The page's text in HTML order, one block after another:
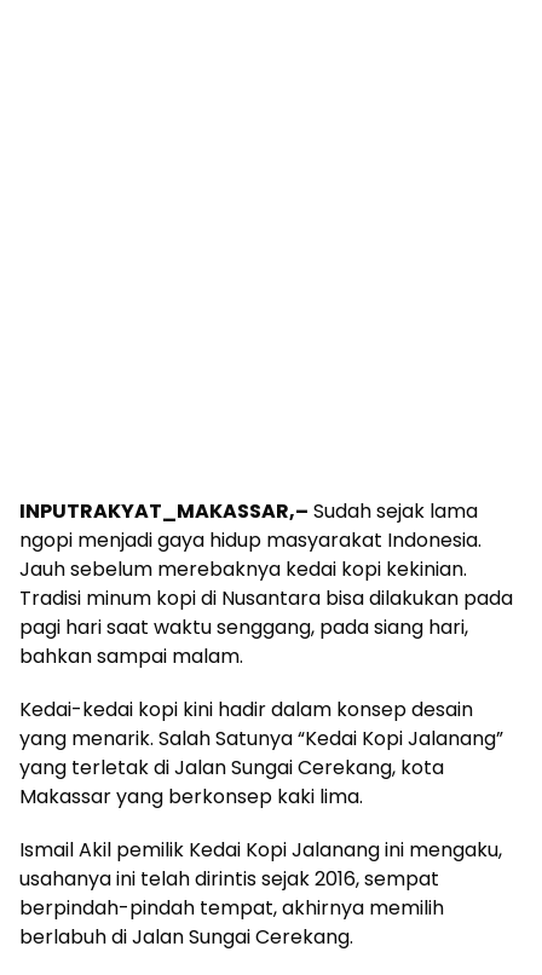
INPUTRAKYAT_MAKASSAR,– Sudah sejak lama
ngopi menjadi gaya hidup masyarakat Indonesia.
Jauh sebelum merebaknya kedai kopi kekinian.
Tradisi minum kopi di Nusantara bisa dilakukan pada
pagi hari saat waktu senggang, pada siang hari,
bahkan sampai malam.
Kedai-kedai kopi kini hadir dalam konsep desain
yang menarik. Salah Satunya “Kedai Kopi Jalanang”
yang terletak di Jalan Sungai Cerekang, kota
Makassar yang berkonsep kaki lima.
Ismail Akil pemilik Kedai Kopi Jalanang ini mengaku,
usahanya ini telah dirintis sejak 2016, sempat
berpindah-pindah tempat, akhirnya memilih
berlabuh di Jalan Sungai Cerekang.